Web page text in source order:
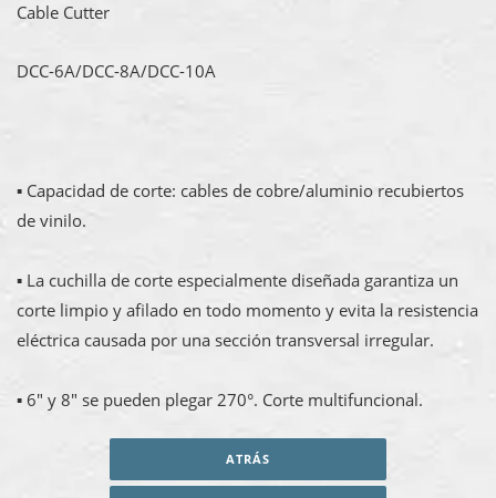
Cable Cutter
DCC-6A/DCC-8A/DCC-10A
▪ Capacidad de corte: cables de cobre/aluminio recubiertos
de vinilo.
▪ La cuchilla de corte especialmente diseñada garantiza un
corte limpio y afilado en todo momento y evita la resistencia
eléctrica causada por una sección transversal irregular.
▪ 6" y 8" se pueden plegar 270°. Corte multifuncional.
ATRÁS